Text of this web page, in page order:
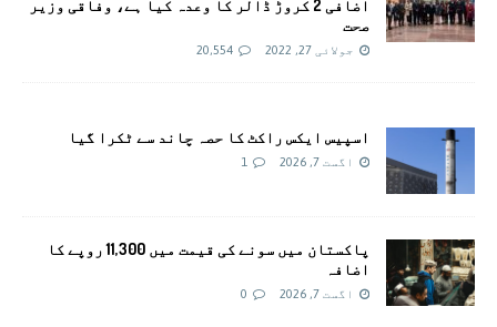
اضافی 2 کروڑ ڈالر کا وعدہ کیا ہے، وفاقی وزیر
صحت
جولائی 27, 2022 20,554
اسپیس ایکس راکٹ کا حصہ چاند سے ٹکرا گیا
اگست 7, 2026 1
پاکستان میں سونے کی قیمت میں 11,300 روپے کا
اضافہ
اگست 7, 2026 0